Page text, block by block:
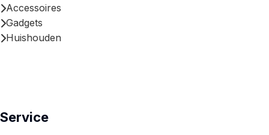
Accessoires
Gadgets
Huishouden
Service